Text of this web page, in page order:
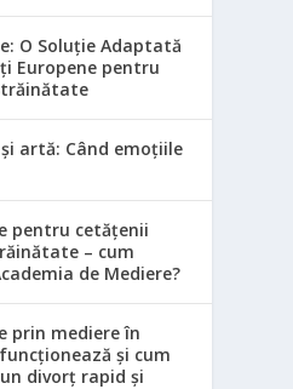
O Soluție Adaptată
Europene pentru
artă: Când emoțiile
pentru cetățenii
– cum
de Mediere?
prin mediere în
și cum
divorț rapid și